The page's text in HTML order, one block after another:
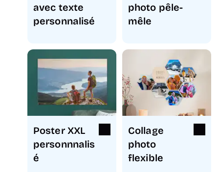
avec texte
personnalisé
photo pêle-
mêle
Poster XXL
personnnalis
é
Collage
photo
flexible